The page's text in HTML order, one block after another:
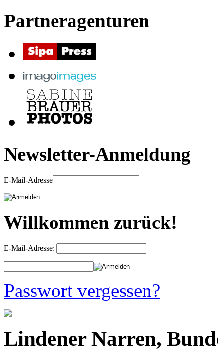
Partneragenturen
Newsletter-Anmeldung
E-Mail-Adresse
Willkommen zurück!
E-Mail-Adresse:
Passwort vergessen?
Lindener Narren,